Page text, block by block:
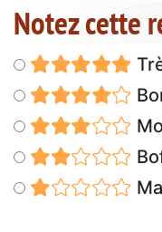
Notez cette